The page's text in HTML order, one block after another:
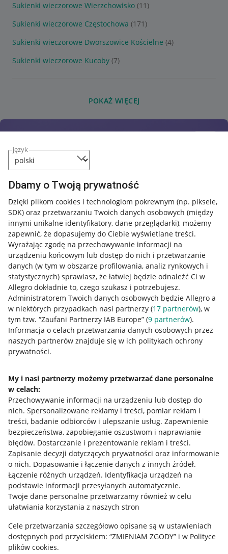
język
Dbamy o Twoją prywatność
Dzięki plikom cookies i technologiom pokrewnym (np. piksele,
SDK) oraz przetwarzaniu Twoich danych osobowych (między
innymi unikalne identyfikatory, dane przeglądarki), możemy
zapewnić, że dopasujemy do Ciebie wyświetlane treści.
Wyrażając zgodę na przechowywanie informacji na
urządzeniu końcowym lub dostęp do nich i przetwarzanie
danych (w tym w obszarze profilowania, analiz rynkowych i
statystycznych) sprawiasz, że łatwiej będzie odnaleźć Ci w
Allegro dokładnie to, czego szukasz i potrzebujesz.
Administratorem Twoich danych osobowych będzie Allegro a
w niektórych przypadkach nasi partnerzy (17 partnerów), w
tym tzw. “Zaufani Partnerzy IAB Europe” (9 partnerów).
Informacja o celach przetwarzania danych osobowych przez
naszych partnerów znajduje się w ich politykach ochrony
prywatności.
My i nasi partnerzy możemy przetwarzać dane personalne
w celach:
Przechowywanie informacji na urządzeniu lub dostęp do
nich. Spersonalizowane reklamy i treści, pomiar reklam i
treści, badanie odbiorców i ulepszanie usług. Zapewnienie
bezpieczeństwa, zapobieganie oszustwom i naprawianie
błędów. Dostarczanie i prezentowanie reklam i treści.
Zapisanie decyzji dotyczących prywatności oraz informowanie
o nich. Dopasowanie i łączenie danych z innych źródeł.
Łączenie różnych urządzeń. Identyfikacja urządzeń na
podstawie informacji przesyłanych automatycznie.
Twoje dane personalne przetwarzamy również w celu
ułatwiania korzystania z naszych stron
Cele przetwarzania szczegółowo opisane są w ustawieniach
dostępnych pod przyciskiem: “ZMIENIAM ZGODY” i w Polityce
plików cookies.
Sukienki wieczorowe Wierzchowisko (11)
Sukienki wieczorowe Częstochowa (171)
Sukienki wieczorowe Dworszowice Kościelne (4)
Sukienki wieczorowe Kucoby (7)
POKAŻ WIĘCEJ
Przydatne informacje
Jak to działa
Allegro Gadane dla sprzedających
Allegro Gadane dla kupujących
Mapa miejscowości
Informacje prawne
Regulamin
Polityka plików "cookies"
Ustawienia plików "cookies"
Udostępnianie lokalizacji
Informacje dla Aktu o Usługach Cyfrowych